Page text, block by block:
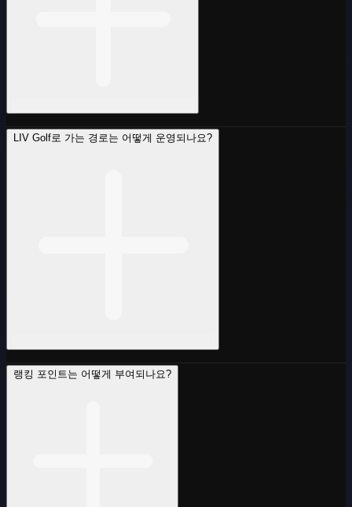
LIV Golf로 가는 경로는 어떻게 운영되나요?
랭킹 포인트는 어떻게 부여되나요?